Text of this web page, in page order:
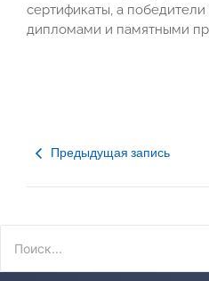
сертификаты, а
дипломами и памятными
Предыдущая запись